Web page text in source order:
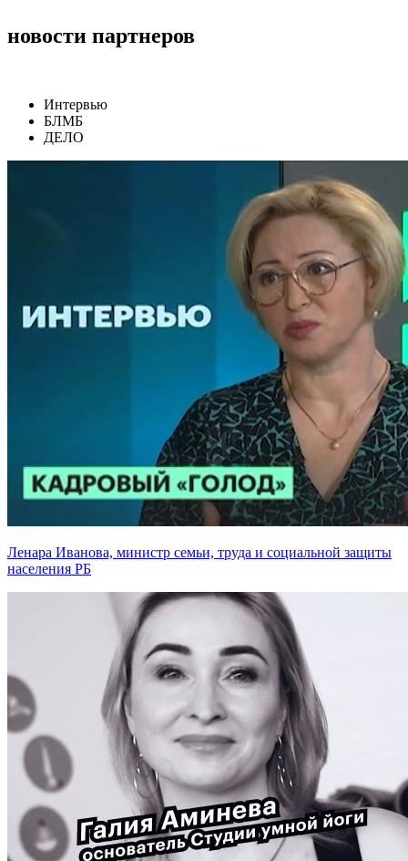
новости партнеров
Интервью
БЛМБ
ДЕЛО
Ленара Иванова, министр семьи, труда и социальной защиты
населения РБ